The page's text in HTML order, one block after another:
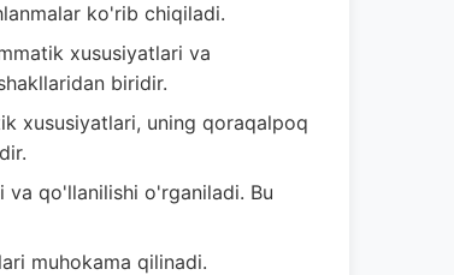
ko'rib chiqiladi.
xususiyatlari va
biridir.
xususiyatlari, uning qoraqalpoq
qo'llanilishi o'rganiladi. Bu
muhokama qilinadi.